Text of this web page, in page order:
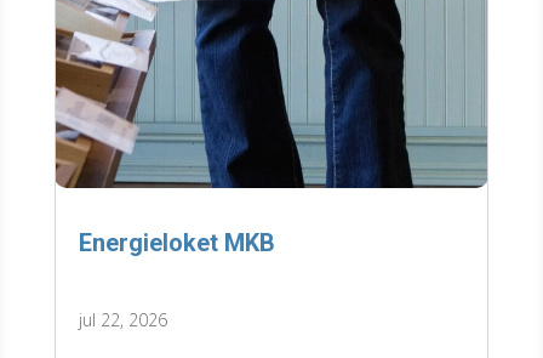
Energieloket MKB
jul 22, 2026